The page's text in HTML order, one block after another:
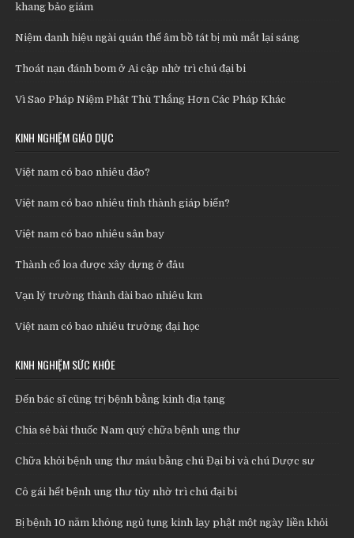
khang bảo giám
Niệm danh hiệu ngài quán thế âm bồ tát bị mù mắt lại sáng
Thoát nạn đánh bom ở Ai cập nhờ trì chú đại bi
Vì Sao Pháp Niệm Phật Thù Thắng Hơn Các Pháp Khác
KINH NGHIỆM GIÁO DỤC
Việt nam có bao nhiêu đảo?
Việt nam có bao nhiêu tỉnh thành giáp biển?
Việt nam có bao nhiêu sân bay
Thành cổ loa được xây dựng ở đâu
Vạn lý trường thành dài bao nhiêu km
Việt nam có bao nhiêu trường đại học
KINH NGHIỆM SỨC KHỎE
Đến bác sĩ cũng trị bệnh bằng kinh địa tạng
Chia sẻ bài thuốc Nam quý chữa bệnh ung thư
Chữa khỏi bệnh ung thư máu bằng chú Đại bi và chú Dược sư
Cô gái hết bệnh ung thư tủy nhờ trì chú đại bi
Bị bệnh 10 năm không ngủ tụng kinh lạy phật một ngày liền khỏi